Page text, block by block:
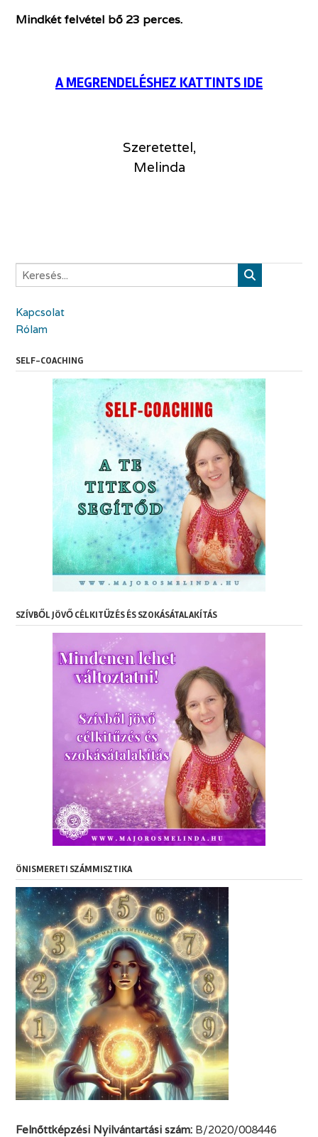
Mindkét felvétel bő 23 perces.
A MEGRENDELÉSHEZ KATTINTS IDE
Szeretettel,
Melinda
Kapcsolat
Rólam
SELF-COACHING
SZÍVBŐL JÖVŐ CÉLKITŰZÉS ÉS SZOKÁSÁTALAKÍTÁS
ÖNISMERETI SZÁMMISZTIKA
Felnőttképzési Nyilvántartási szám: B/2020/008446